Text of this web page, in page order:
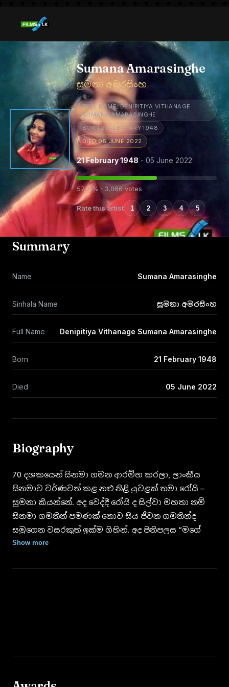
Sumana Amarasinghe
සුමනා අමරසිංහ
FULL NAME: DENIPITIYA VITHANAGE
SUMANA AMARASINGHE
BORN 21 FEBRUARY 1948
DIED 05 JUNE 2022
21 February 1948 - 05 June 2022
57.21% · 3,066 votes
Rate this artist 1 2 3 4 5
Summary
Name Sumana Amarasinghe
Sinhala Name සුමනා අමරසිංහ
Full Name Denipitiya Vithanage Sumana Amarasinghe
Born 21 February 1948
Died 05 June 2022
Biography
70 දශකයෙන් සිනමා ගමන ආරම්භ කරලා, ලාංකීය
සිනමාව වර්ණවත් කළ නළු නිළි යුවළක් තමා රෝයි –
සුමනා කියන්නේ. අද වෙද්දී රෝයි ද සිල්වා මහතා නම්
සිනමා ගමනින් පමණක් නොව සිය ජීවන ගමනින්ද
සමුගෙන වසරකුත් ඉක්ම ගිහින්. අද පිනිපලස “මගේ
පළමු පියවර” ගැන සිහිපත් කරන්නේ සිංහල සිනමාවට
අමරසිංහ.
තාත්තා වැඩ කළේ දේශීය ආදායම් බදු
දෙනයි, පිරිමි දරුවො දෙන්නයි. මම අපේ පවුලෙ
Show more